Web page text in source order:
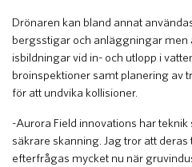
Drönaren kan bland annat
bergsstigar och anläggningar men
isbildningar vid in- och utlopp i
broinspektioner samt planering av
för att undvika kollisioner.
-Aurora Field innovations har
säkrare skanning. Jag tror att
efterfrågas mycket nu när